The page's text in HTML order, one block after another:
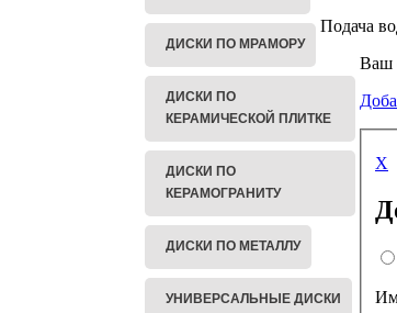
ДИСКИ ПО МРАМОРУ
ДИСКИ ПО
КЕРАМИЧЕСКОЙ ПЛИТКЕ
ДИСКИ ПО
КЕРАМОГРАНИТУ
ДИСКИ ПО МЕТАЛЛУ
УНИВЕРСАЛЬНЫЕ ДИСКИ
Подача
Ваш
X